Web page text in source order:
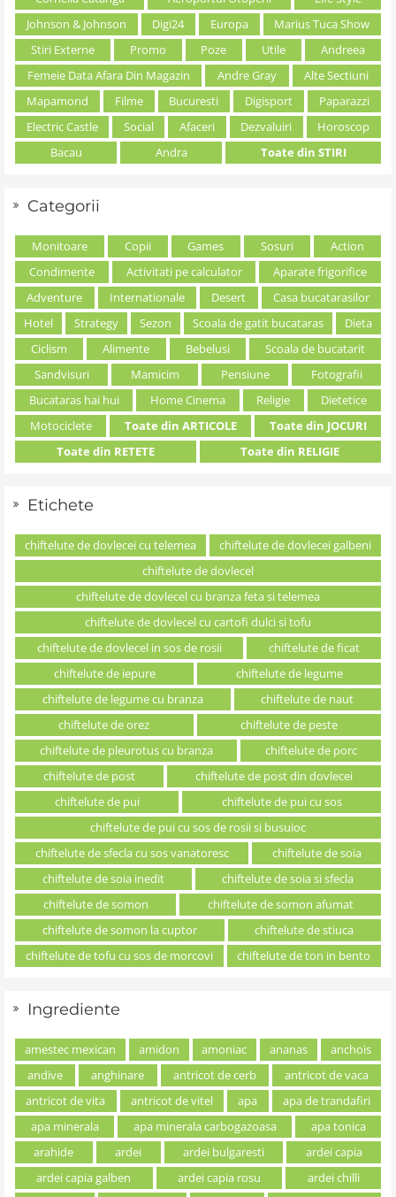
Johnson & Johnson
Digi24 Europa
Marius Tuca Show
Stiri Externe
Promo Poze Utile
Andreea
Femeie Data Afara Din Magazin
Andre Gray
Alte Sectiuni
Mapamond
Filme Bucuresti Digisport
Paparazzi
Electric Castle
Social Afaceri Dezvaluiri
Horoscop
Bacau
Andra Toate din STIRI
Categorii
Monitoare Copii Games Sosuri
Action
Condimente
Activitati pe calculator
Aparate frigorifice
Adventure
Internationale Desert
Casa bucatarasilor
Hotel
Strategy Sezon Scoala de gatit bucataras
Dieta
Ciclism
Alimente Bebelusi
Scoala de bucatarit
Sandvisuri
Mamicim Pensiune
Fotografii
Bucataras hai hui
Home Cinema Religie
Dietetice
Motociclete
Toate din ARTICOLE
Toate din JOCURI
Toate din RETETE
Toate din RELIGIE
Etichete
chiftelute de dovlecei cu telemea
chiftelute de dovlecei galbeni
chiftelute de dovlecel
chiftelute de dovlecel cu branza feta si telemea
chiftelute de dovlecel cu cartofi dulci si tofu
chiftelute de dovlecel in sos de rosii
chiftelute de ficat
chiftelute de iepure
chiftelute de legume
chiftelute de legume cu branza
chiftelute de naut
chiftelute de orez
chiftelute de peste
chiftelute de pleurotus cu branza
chiftelute de porc
chiftelute de post
chiftelute de post din dovlecei
chiftelute de pui
chiftelute de pui cu sos
chiftelute de pui cu sos de rosii si busuioc
chiftelute de sfecla cu sos vanatoresc
chiftelute de soia
chiftelute de soia inedit
chiftelute de soia si sfecla
chiftelute de somon
chiftelute de somon afumat
chiftelute de somon la cuptor
chiftelute de stiuca
chiftelute de tofu cu sos de morcovi
chiftelute de ton in bento
Ingrediente
amestec mexican amidon amoniac ananas
anchois
andive
anghinare antricot de cerb
antricot de vaca
antricot de vita
antricot de vitel apa
apa de trandafiri
apa minerala
apa minerala carbogazoasa
apa tonica
arahide
ardei ardei bulgaresti
ardei capia
ardei capia galben
ardei capia rosu
ardei chilli